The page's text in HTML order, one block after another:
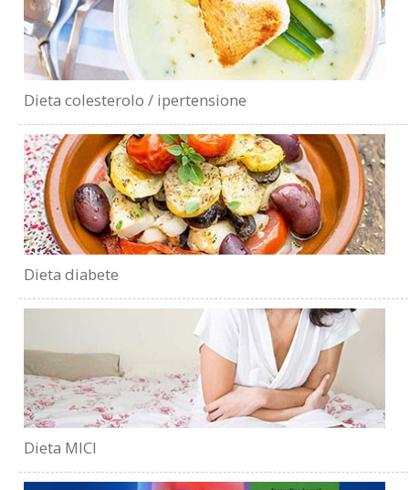
Dieta colesterolo / ipertensione
Dieta diabete
Dieta MICI